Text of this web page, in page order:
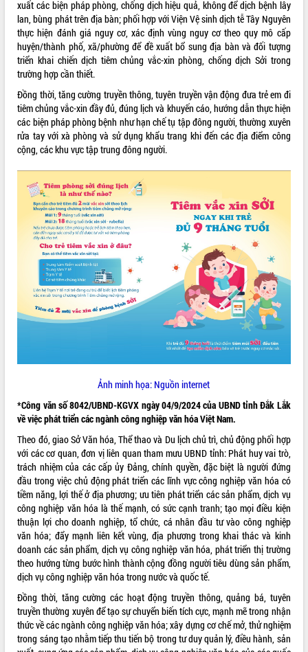
xuất các biện pháp phòng, chống dịch hiệu quả, không để dịch bệnh lây
lan, bùng phát trên địa bàn; phối hợp với Viện Vệ sinh dịch tễ Tây Nguyên
thực hiện đánh giá nguy cơ, xác định vùng nguy cơ theo quy mô cấp
huyện/thành phố, xã/phường để đề xuất bổ sung địa bàn và đối tượng
triển khai chiến dịch tiêm chủng vắc-xin phòng, chống dịch Sởi trong
trường hợp cần thiết.
Đồng thời, tăng cường truyền thông, tuyên truyền vận động đưa trẻ em đi
tiêm chủng vắc-xin đầy đủ, đúng lịch và khuyến cáo, hướng dẫn thực hiện
các biện pháp phòng bệnh như hạn chế tụ tập đông người, thường xuyên
rửa tay với xà phòng và sử dụng khẩu trang khi đến các địa điểm công
cộng, các khu vực tập trung đông người.
Ảnh minh họa: Nguồn internet
*Công văn số 8042/UBND-KGVX ngày 04/9/2024 của UBND tỉnh Đắk Lắk
về việc phát triển các ngành công nghiệp văn hóa Việt Nam.
Theo đó, giao Sở Văn hóa, Thể thao và Du lịch chủ trì, chủ động phối hợp
với các cơ quan, đơn vị liên quan tham mưu UBND tỉnh: Phát huy vai trò,
trách nhiệm của các cấp ủy Đảng, chính quyền, đặc biệt là người đứng
đầu trong việc chủ động phát triển các lĩnh vực công nghiệp văn hóa có
tiềm năng, lợi thế ở địa phương; ưu tiên phát triển các sản phẩm, dịch vụ
công nghiệp văn hóa là thế mạnh, có sức cạnh tranh; tạo mọi điều kiện
thuận lợi cho doanh nghiệp, tổ chức, cá nhân đầu tư vào công nghiệp
văn hóa; đẩy mạnh liên kết vùng, địa phương trong khai thác và kinh
doanh các sản phẩm, dịch vụ công nghiệp văn hóa, phát triển thị trường
theo hướng từng bước hình thành cộng đồng người tiêu dùng sản phẩm,
dịch vụ công nghiệp văn hóa trong nước và quốc tế.
Đồng thời, tăng cường các hoạt động truyền thông, quảng bá, tuyên
truyền thường xuyên để tạo sự chuyển biến tích cực, mạnh mẽ trong nhận
thức về các ngành công nghiệp văn hóa; xây dựng cơ chế mở, thử nghiệm
trong sáng tạo nhằm tiếp thu tiến bộ trong tư duy quản lý, điều hành, sản